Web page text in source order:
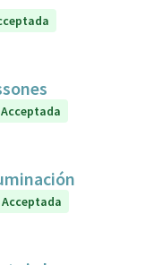
Acceptada
Acceptada